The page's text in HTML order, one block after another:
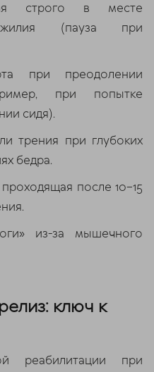
строго в месте
(пауза при
при преодолении
при попытке
сидя).
трения при глубоких
бедра.
после 10–15
из-за мышечного
ключ к
реабилитации при